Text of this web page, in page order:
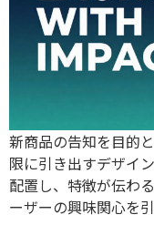
新商品の告知を目的
限に引き出すデザイ
配置し、特徴が伝わ
ーザーの興味関心を引